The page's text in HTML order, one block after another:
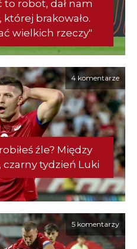
to robot, dał nam
brakowało.
wielkich rzeczy"
4 komentarze
źle? Między
czarny tydzień Luki
5 komentarzy